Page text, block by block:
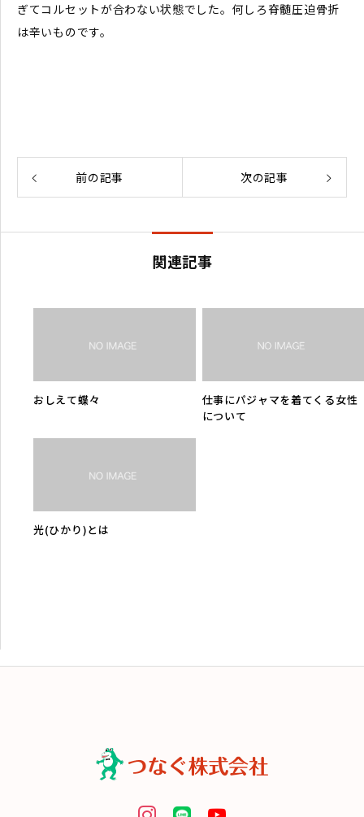
ぎてコルセットが合わない状態でした。何しろ脊髄圧迫骨折
は辛いものです。
前の記事 次の記事
関連記事
おしえて蝶々
仕事にパジャマを着てくる女性
について
光(ひかり)とは